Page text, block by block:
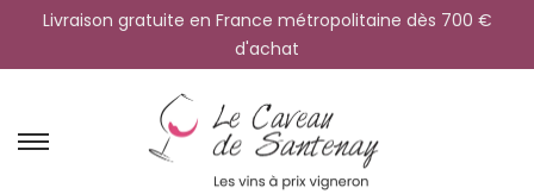
Livraison gratuite en France métropolitaine dès 700 €
d'achat